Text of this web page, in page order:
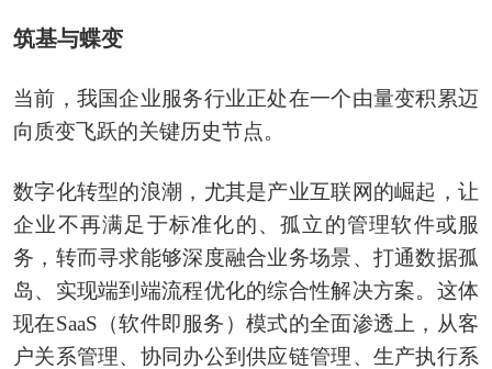
筑基与蝶变
当前，我国企业服务行业正处在一个由量变积累迈
向质变飞跃的关键历史节点。
数字化转型的浪潮，尤其是产业互联网的崛起，让
企业不再满足于标准化的、孤立的管理软件或服
务，转而寻求能够深度融合业务场景、打通数据孤
岛、实现端到端流程优化的综合性解决方案。这体
现在SaaS（软件即服务）模式的全面渗透上，从客
户关系管理、协同办公到供应链管理、生产执行系